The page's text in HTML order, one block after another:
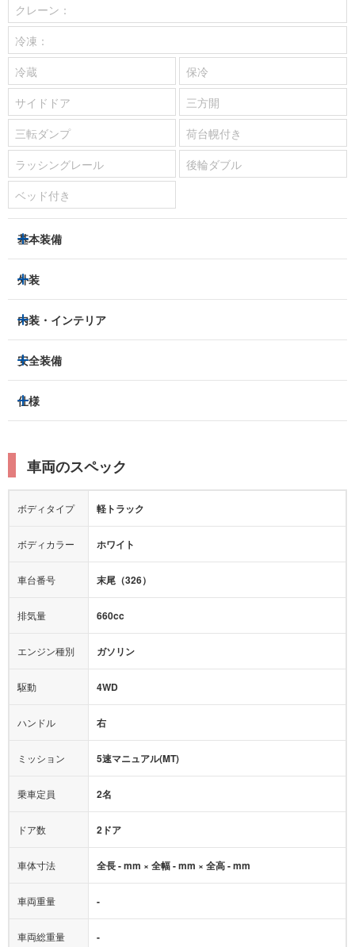
クレーン：
冷凍：
冷蔵
保冷
サイドドア
三方開
三転ダンプ
荷台幌付き
ラッシングレール
後輪ダブル
ベッド付き
基本装備
パワーステアリング
エアコン：あり
キーレス
盗難防止装置
パーキングアシスト
クルーズコントロール
ターボチャージャー
外装
LEDヘッドライト
アルミホイール：-
サンルーフ/ガラスルーフ
ルーフレール
エアロパーツ
ローダウン
内装・インテリア
3列シート
ベンチシート
パワーシート
シートヒーター
カーナビ：-
ミュージックプレイヤー接続可
後席モニター
安全装備
トラクションコントロール
レーンキープアシスト
横滑り防止装置
衝突被害軽減プレーキ
カメラ：-
エアバッグ：
ダブルエアバッグ
衝撃緩和ヘッドレスト
サポカー
アクセル踏み間違い（誤発進）防止装置
アダプティブクルーズコントロール
ヒルディセントコントロール
オートマチックハイビーム
仕様
車両のスペック
ボディタイプ 軽トラック
ボディカラー ホワイト
車台番号 末尾（326）
排気量 660cc
エンジン種別 ガソリン
駆動 4WD
ハンドル 右
ミッション 5速マニュアル(MT)
乗車定員 2名
ドア数 2ドア
車体寸法 全長 - mm × 全幅 - mm × 全高 - mm
車両重量 -
車両総重量 -